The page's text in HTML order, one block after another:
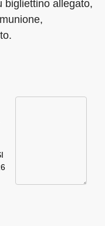
bigliettino allegato,